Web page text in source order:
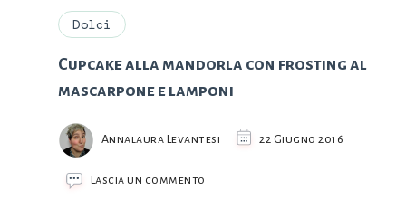
Dolci
Cupcake alla mandorla con frosting al
mascarpone e lamponi
Annalaura Levantesi 22 Giugno 2016
Lascia un commento